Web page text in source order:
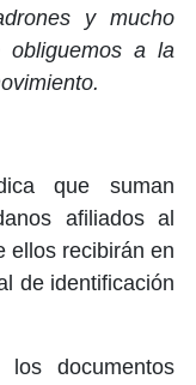
y mucho
obliguemos a la
que suman
afiliados al
ellos recibirán en
de identificación
documentos